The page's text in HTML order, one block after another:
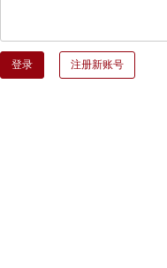
登录 注册新账号